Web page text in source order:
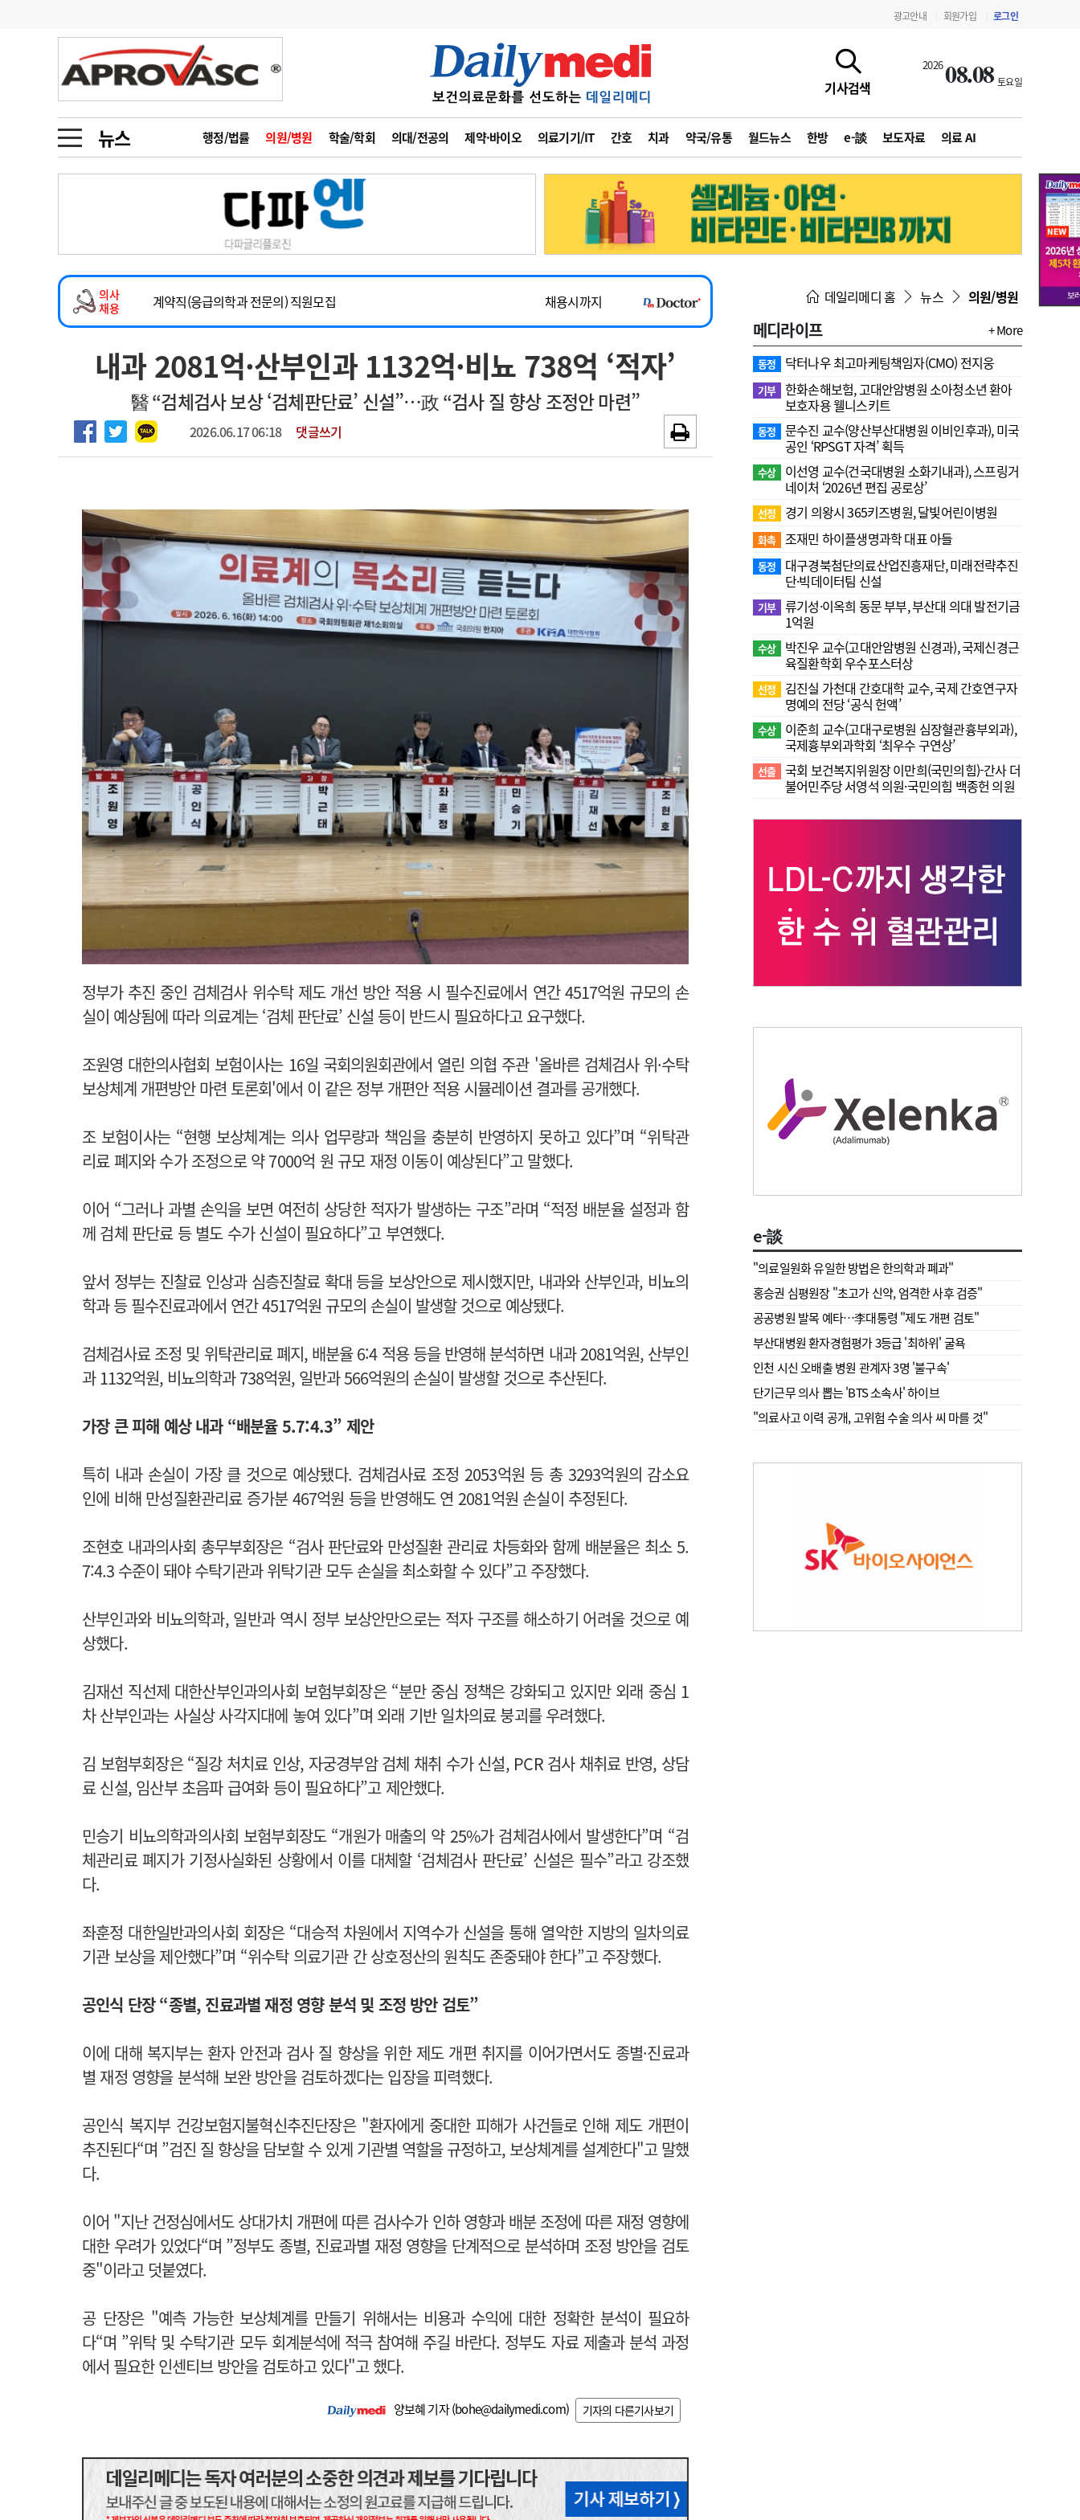
광고안내 회원가입 로그인
기사검색
202608.08 토요일
뉴스 행정/법률 의원/병원 학술/학회 의대/전공의 제약·바이오 의료기기/IT 간호 치과 약국/유통 월드뉴스 한방 e-談 보도자료 의료 AI
금주의 검색어
1
의사인력 수급 추계
2
성분명 처방
3
AI의료
4
전공의 모집 결과
6
관리급여 실시
지필공 지원책
수련환경 개선
의과대학 입시
메디인포 인사 사고
오피니언 칼럼 수첩
인물 초대석 피플
동영상뉴스
포토뉴스
메디 Hospital 지역병원 중소병원
인포메이션 행정처분 판례 정책/통계 공시 지침·기준·평가 약제급여 심사 결과
고객센터 회사소개 법적고지 광고안내
의사
채용
2026년 하반기 인턴 모집
~2026-08-31
마취통증의학과 임기제 임상의사 채용
채용시까지
계약직(응급의학과 전문의) 직원모집
채용시까지
하반기 전공의(레지던트1년차) 모집
~2026-08-15
2026년 하반기 인턴 모집
~2026-08-31
마취통증의학과 임기제 임상의사 채용
채용시까지
내과 2081억·산부인과 1132억·비뇨 738억 ‘적자’
醫 “검체검사 보상 ‘검체판단료’ 신설”…政 “검사 질 향상 조정안 마련”
2026.06.17 06:18 댓글쓰기
정부가 추진 중인 검체검사 위수탁 제도 개선 방안 적용 시 필수진료에서 연간 4517억원 규모의 손
실이 예상됨에 따라 의료계는 ‘검체 판단료’ 신설 등이 반드시 필요하다고 요구했다.
조원영 대한의사협회 보험이사는 16일 국회의원회관에서 열린 의협 주관 '올바른 검체검사 위·수탁
보상체계 개편방안 마련 토론회'에서 이 같은 정부 개편안 적용 시뮬레이션 결과를 공개했다.
조 보험이사는 “현행 보상체계는 의사 업무량과 책임을 충분히 반영하지 못하고 있다”며 “위탁관
리료 폐지와 수가 조정으로 약 7000억 원 규모 재정 이동이 예상된다”고 말했다.
이어 “그러나 과별 손익을 보면 여전히 상당한 적자가 발생하는 구조”라며 “적정 배분율 설정과 함
께 검체 판단료 등 별도 수가 신설이 필요하다”고 부연했다.
앞서 정부는 진찰료 인상과 심층진찰료 확대 등을 보상안으로 제시했지만, 내과와 산부인과, 비뇨의
학과 등 필수진료과에서 연간 4517억원 규모의 손실이 발생할 것으로 예상됐다.
검체검사료 조정 및 위탁관리료 폐지, 배분율 6:4 적용 등을 반영해 분석하면 내과 2081억원, 산부인
과 1132억원, 비뇨의학과 738억원, 일반과 566억원의 손실이 발생할 것으로 추산된다.
가장 큰 피해 예상 내과 “배분율 5.7:4.3” 제안
특히 내과 손실이 가장 클 것으로 예상됐다. 검체검사료 조정 2053억원 등 총 3293억원의 감소요
인에 비해 만성질환관리료 증가분 467억원 등을 반영해도 연 2081억원 손실이 추정된다.
조현호 내과의사회 총무부회장은 “검사 판단료와 만성질환 관리료 차등화와 함께 배분율은 최소 5.
7:4.3 수준이 돼야 수탁기관과 위탁기관 모두 손실을 최소화할 수 있다”고 주장했다.
산부인과와 비뇨의학과, 일반과 역시 정부 보상안만으로는 적자 구조를 해소하기 어려울 것으로 예
상했다.
김재선 직선제 대한산부인과의사회 보험부회장은 “분만 중심 정책은 강화되고 있지만 외래 중심 1
차 산부인과는 사실상 사각지대에 놓여 있다”며 외래 기반 일차의료 붕괴를 우려했다.
김 보험부회장은 “질강 처치료 인상, 자궁경부암 검체 채취 수가 신설, PCR 검사 채취료 반영, 상담
료 신설, 임산부 초음파 급여화 등이 필요하다”고 제안했다.
민승기 비뇨의학과의사회 보험부회장도 “개원가 매출의 약 25%가 검체검사에서 발생한다”며 “검
체관리료 폐지가 기정사실화된 상황에서 이를 대체할 ‘검체검사 판단료’ 신설은 필수”라고 강조했
다.
좌훈정 대한일반과의사회 회장은 “대승적 차원에서 지역수가 신설을 통해 열악한 지방의 일차의료
기관 보상을 제안했다”며 “위수탁 의료기관 간 상호정산의 원칙도 존중돼야 한다”고 주장했다.
공인식 단장 “종별, 진료과별 재정 영향 분석 및 조정 방안 검토”
이에 대해 복지부는 환자 안전과 검사 질 향상을 위한 제도 개편 취지를 이어가면서도 종별·진료과
별 재정 영향을 분석해 보완 방안을 검토하겠다는 입장을 피력했다.
공인식 복지부 건강보험지불혁신추진단장은 "환자에게 중대한 피해가 사건들로 인해 제도 개편이
추진된다“며 ”검진 질 향상을 담보할 수 있게 기관별 역할을 규정하고, 보상체계를 설계한다"고 말했
다.
이어 "지난 건정심에서도 상대가치 개편에 따른 검사수가 인하 영향과 배분 조정에 따른 재정 영향에
대한 우려가 있었다“며 ”정부도 종별, 진료과별 재정 영향을 단계적으로 분석하며 조정 방안을 검토
중"이라고 덧붙였다.
공 단장은 "예측 가능한 보상체계를 만들기 위해서는 비용과 수익에 대한 정확한 분석이 필요하
다“며 ”위탁 및 수탁기관 모두 회계분석에 적극 참여해 주길 바란다. 정부도 자료 제출과 분석 과정
에서 필요한 인센티브 방안을 검토하고 있다"고 했다.
양보혜 기자 (bohe@dailymedi.com) 기자의 다른기사보기
데일리메디 홈 뉴스 의원/병원
메디라이프 + More
동정 닥터나우 최고마케팅책임자(CMO) 전지웅
기부 한화손해보험, 고대안암병원 소아청소년 환아
보호자용 웰니스키트
동정
문수진 교수( 양산부산대병원 이비인후과), 미국
공인 ‘RPSGT 자격’ 획득
수상
이선영 교수(건국대병원 소화기내과), 스프링거
네이처 ‘2026년 편집 공로상’
선정 경기 의왕시 365키즈병원, 달빛어린이병원
화촉 조재민 하이플생명과학 대표 아들
동정
대구경북첨단의료산업진흥재단, 미래전략추진
단·빅데이터팀 신설
기부 류기성·이옥희 동문 부부, 부산대 의대 발전기금
1억원
수상
박진우 교수(고대안암병원 신경과), 국제신경근
육질환학회 우수포스터상
선정
김진실 가천대 간호대학 교수, 국제 간호연구자
명예의 전당 ‘공식 헌액’
수상
이준희 교수(고대구로병원 심장혈관흉부외과),
국제흉부외과학회 ‘최우수 구연상’
선출 국회 보건복지위원장 이만희(국민의힘)-간사 더
불어민주당 서영석 의원·국민의힘 백종헌 의원
e-談
"의료일원화 유일한 방법은 한의학과 폐과"
홍승권 심평원장 " 초고가 신약, 엄격한 사후 검증"
공공병원 발목 예타…李대통령 "제도 개편 검토"
부산대병원 환자경험평가 3등급 '최하위' 굴욕
인천 시신 오배출 병원 관계자 3명 '불구속'
단기근무 의사 뽑는 'BTS 소속사' 하이브
"의료사고 이력 공개, 고위험 수술 의사 씨 마를 것"